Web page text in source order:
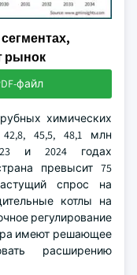
рынок
файл
химических
45,5, 48,1 млн
и 2024 годах
превысит 75
спрос на
котлы на
регулирование
имеют решающее
расширению